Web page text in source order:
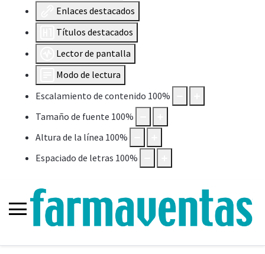
Enlaces destacados
Títulos destacados
Lector de pantalla
Modo de lectura
Escalamiento de contenido 100%
Tamaño de fuente 100%
Altura de la línea 100%
Espaciado de letras 100%